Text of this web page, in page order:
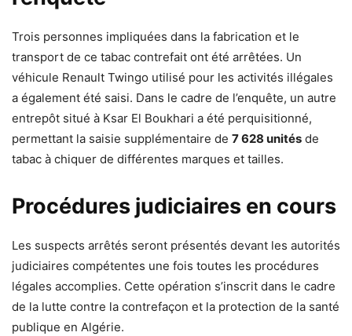
Trois personnes impliquées dans la fabrication et le
transport de ce tabac contrefait ont été arrêtées. Un
véhicule Renault Twingo utilisé pour les activités illégales
a également été saisi. Dans le cadre de l’enquête, un autre
entrepôt situé à Ksar El Boukhari a été perquisitionné,
permettant la saisie supplémentaire de 7 628 unités de
tabac à chiquer de différentes marques et tailles.
Procédures judiciaires en cours
Les suspects arrêtés seront présentés devant les autorités
judiciaires compétentes une fois toutes les procédures
légales accomplies. Cette opération s’inscrit dans le cadre
de la lutte contre la contrefaçon et la protection de la santé
publique en Algérie.